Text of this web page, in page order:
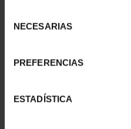
NECESARIAS
PREFERENCIAS
ESTADÍSTICA
(2023) 8 REALES
140,00 €